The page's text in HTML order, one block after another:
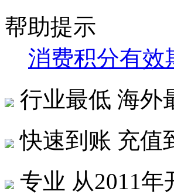
帮助提示
消费积分有效
行业最低 海外
快速到账 充值
专业 从2011